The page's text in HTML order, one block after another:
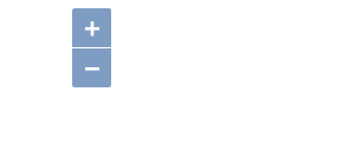
+
−